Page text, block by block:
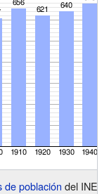
de población del INE.